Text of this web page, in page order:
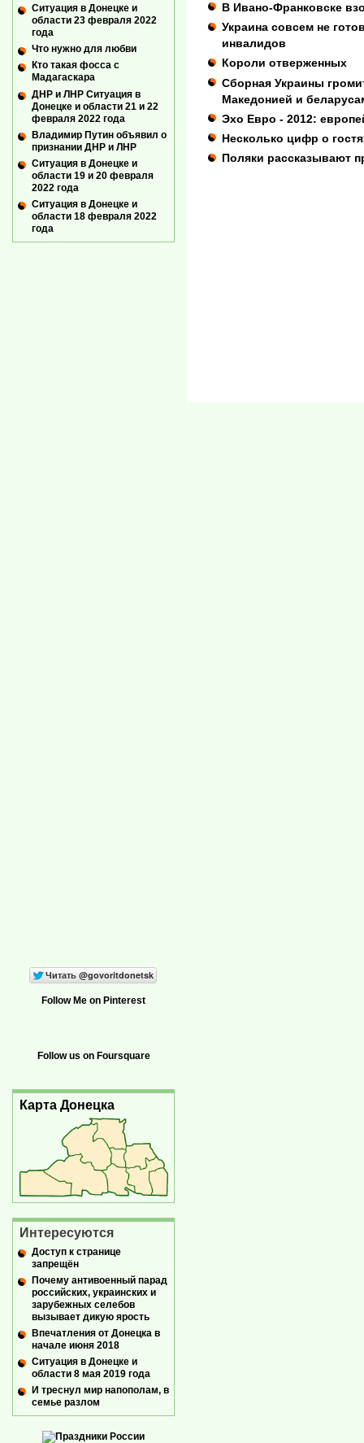
В Ивано-Франковске
Украина совсем не
инвалидов
Короли отверженных
Сборная Украины
Македонией и
Эхо Евро - 2012:
Несколько цифр о
Поляки рассказывают
Ситуация в Донецке и
области 23 февраля 2022
года
Что нужно для любви
Кто такая фосса с
Мадагаскара
ДНР и ЛНР Ситуация в
Донецке и области 21 и 22
февраля 2022 года
Владимир Путин объявил о
признании ДНР и ЛНР
Ситуация в Донецке и
области 19 и 20 февраля
2022 года
Ситуация в Донецке и
области 18 февраля 2022
года
Follow Me on Pinterest
Follow us on Foursquare
Карта Донецка
Интересуются
Доступ к странице
запрещён
Почему антивоенный парад
российских, украинских и
зарубежных селебов
вызывает дикую ярость
Впечатления от Донецка в
начале июня 2018
Ситуация в Донецке и
области 8 мая 2019 года
И треснул мир напополам, в
семье разлом